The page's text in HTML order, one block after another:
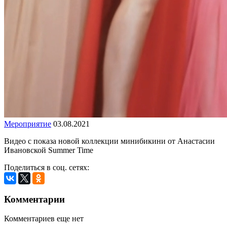
Мероприятие 03.08.2021
Видео с показа новой коллекции минибикини от Анастасии
Ивановской Summer Time
Поделиться в соц. сетях:
Комментарии
Комментариев еще нет